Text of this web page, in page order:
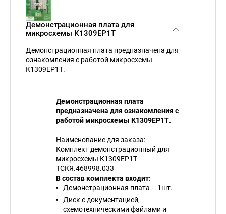
Демонстрационная плата для
микросхемы К1309ЕР1Т
Демонстрационная плата предназначена для
ознакомления с работой микросхемы
К1309ЕР1Т.
Демонстрационная плата
предназначена для ознакомления с
работой микросхемы К1309ЕР1Т.
Наименование для заказа:
Комплект демонстрационный для
микросхемы К1309ЕР1Т
ТСКЯ.468998.033
В состав комплекта входит:
Демонстрационная плата – 1шт.
Диск с документацией,
схемотехническими файлами и